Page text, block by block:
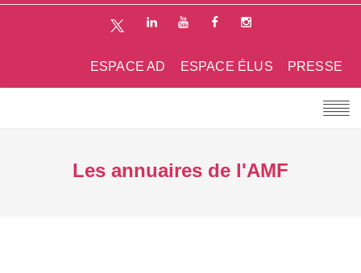
PRESSE
ESPACE ÉLUS
ESPACE AD
Les annuaires de l'AMF